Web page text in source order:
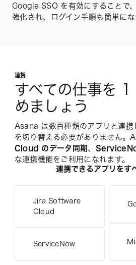
Google SSO を有効にすることで
強化され、ログイン手順も簡単にな
連携
すべての仕事を 1
めましょう
Asana は数百種類のアプリと連携
を切り替える必要がありません。
Cloud のデータ同期 、
な連携機能をご利用になれます。
連携できるアプリをす
Jira Software
Cloud
ServiceNow